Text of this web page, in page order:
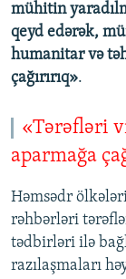
mühitin
qeyd edərək,
humanitar və
çağırırıq».
«Tərəfləri
aparmağa
Həmsədr
rəhbərləri
tədbirləri ilə
razılaşmaları